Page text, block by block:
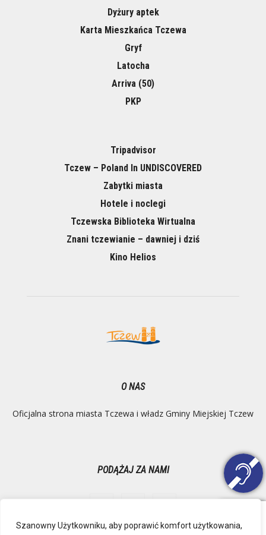
Szanowny Użytkowniku, aby poprawić komfort użytkowania,
Dyżury aptek
Karta Mieszkańca Tczewa
Gryf
Latocha
Arriva (50)
PKP
Tripadvisor
Tczew – Poland In UNDISCOVERED
Zabytki miasta
Hotele i noclegi
Tczewska Biblioteka Wirtualna
Znani tczewianie – dawniej i dziś
Kino Helios
O NAS
Oficjalna strona miasta Tczewa i władz Gminy Miejskiej Tczew
PODĄŻAJ ZA NAMI